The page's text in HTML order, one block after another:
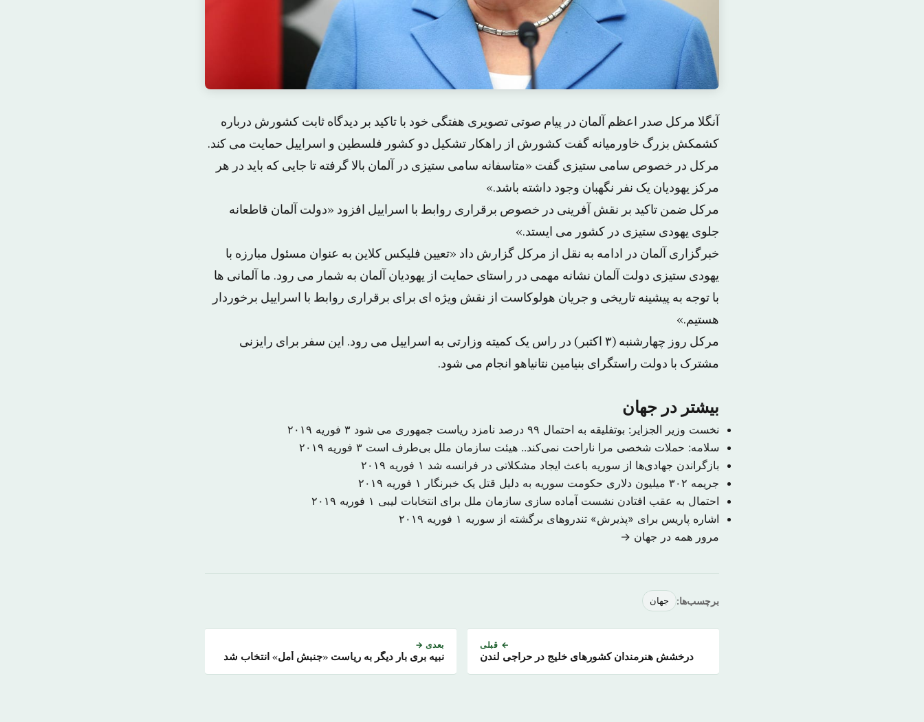
آنگلا مرکل صدر اعظم آلمان در پیام صوتی تصویری هفتگی خود با تاکید بر دیدگاه ثابت کشورش درباره
کشمکش بزرگ خاورمیانه گفت کشورش از راهکار تشکیل دو کشور فلسطین و اسراییل حمایت می کند.
مرکل در خصوص سامی ستیزی گفت «متاسفانه سامی ستیزی در آلمان بالا گرفته تا جایی که باید در هر
مرکز یهودیان یک نفر نگهبان وجود داشته باشد.»
مرکل ضمن تاکید بر نقش آفرینی در خصوص برقراری روابط با اسراییل افزود «دولت آلمان قاطعانه
جلوی یهودی ستیزی در کشور می ایستد.»
خبرگزاری آلمان در ادامه به نقل از مرکل گزارش داد «تعیین فلیکس کلاین به عنوان مسئول مبارزه با
یهودی ستیزی دولت آلمان نشانه مهمی در راستای حمایت از یهودیان آلمان به شمار می رود. ما آلمانی ها
با توجه به پیشینه تاریخی و جریان هولوکاست از نقش ویژه ای برای برقراری روابط با اسراییل برخوردار
هستیم.»
مرکل روز چهارشنبه (۳ اکتبر) در راس یک کمیته وزارتی به اسراییل می رود. این سفر برای رایزنی
مشترک با دولت راستگرای بنیامین نتانیاهو انجام می شود.
بیشتر در جهان
نخست وزیر الجزایر: بوتفلیقه به احتمال ۹۹ درصد نامزد ریاست جمهوری می شود
۳ فوریه ۲۰۱۹
سلامه: حملات شخصی مرا ناراحت نمی‌کند.. هیئت سازمان ملل بی‌طرف است ۳ فوریه ۲۰۱۹
بازگراندن جهادی‌ها از سوریه باعث ایجاد مشکلاتی در فرانسه شد ۱ فوریه ۲۰۱۹
جریمه ۳۰۲ میلیون دلاری حکومت سوریه به دلیل قتل یک خبرنگار
۱ فوریه ۲۰۱۹
احتمال به عقب افتادن نشست آماده سازی سازمان ملل برای انتخابات لیبی ۱ فوریه ۲۰۱۹
اشاره پاریس برای «پذیرش» تندروهای برگشته از سوریه ۱ فوریه ۲۰۱۹
مرور همه در جهان →
برچسب‌ها: جهان
← قبلی
درخشش هنرمندان کشورهای خلیج در حراجی لندن
بعدی →
نبیه بری بار دیگر به ریاست «جنبش أمل» انتخاب شد